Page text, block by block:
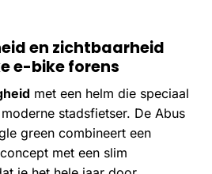
en zichtbaarheid
e-bike forens
met een helm die speciaal
stadsfietser. De Abus
green combineert een
met een slim